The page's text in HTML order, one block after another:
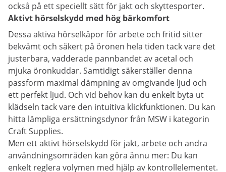
också på ett speciellt sätt för jakt och skyttesporter.
Aktivt hörselskydd med hög bärkomfort
Dessa aktiva hörselkåpor för arbete och fritid sitter
bekvämt och säkert på öronen hela tiden tack vare det
justerbara, vadderade pannbandet av acetal och
mjuka öronkuddar. Samtidigt säkerställer denna
passform maximal dämpning av omgivande ljud och
ett perfekt ljud. Och vid behov kan du enkelt byta ut
klädseln tack vare den intuitiva klickfunktionen. Du kan
hitta lämpliga ersättningsdynor från MSW i kategorin
Craft Supplies.
Men ett aktivt hörselskydd för jakt, arbete och andra
användningsområden kan göra ännu mer: Du kan
enkelt reglera volymen med hjälp av kontrollelementet.